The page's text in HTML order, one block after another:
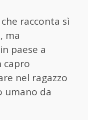
racconta sì
ma
paese a
capro
nel ragazzo
umano da